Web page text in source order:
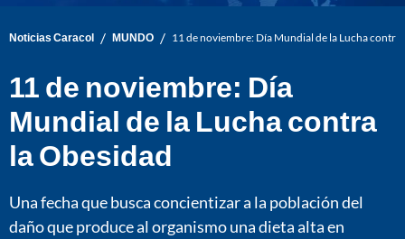
Noticias Caracol / MUNDO / 11 de noviembre: Día Mundial de la Lucha contra
11 de noviembre: Día
Mundial de la Lucha contra
la Obesidad
Una fecha que busca concientizar a la población del
daño que produce al organismo una dieta alta en